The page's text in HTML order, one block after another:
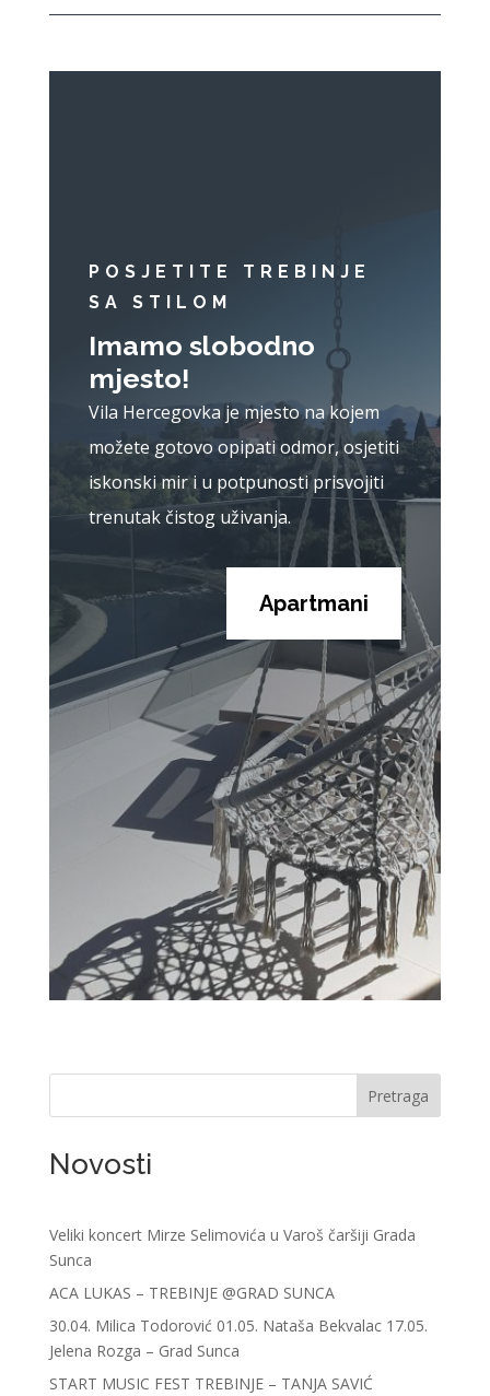
POSJETITE TREBINJE
SA STILOM
Imamo slobodno
mjesto!
Vila Hercegovka je mjesto na kojem
možete gotovo opipati odmor, osjetiti
iskonski mir i u potpunosti prisvojiti
trenutak čistog uživanja.
Apartmani
Pretraga
Novosti
Veliki koncert Mirze Selimovića u Varoš čaršiji Grada
Sunca
ACA LUKAS – TREBINJE @GRAD SUNCA
30.04. Milica Todorović 01.05. Nataša Bekvalac 17.05.
Jelena Rozga – Grad Sunca
START MUSIC FEST TREBINJE – TANJA SAVIĆ